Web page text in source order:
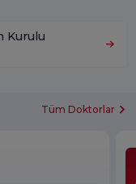
Kurulu
Tüm Doktorlar